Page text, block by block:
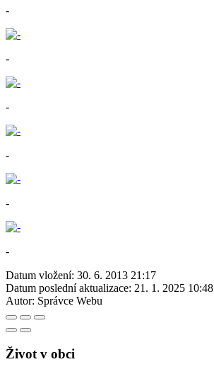
-
-
-
-
-
-
Datum vložení: 30. 6. 2013 21:17
Datum poslední aktualizace: 21. 1. 2025 10:48
Autor: Správce Webu
Život v obci